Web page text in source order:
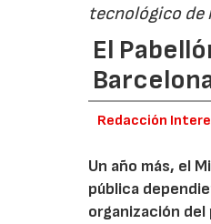
tecnológico de
El
Redacción
Un año más, el
pública
organización del